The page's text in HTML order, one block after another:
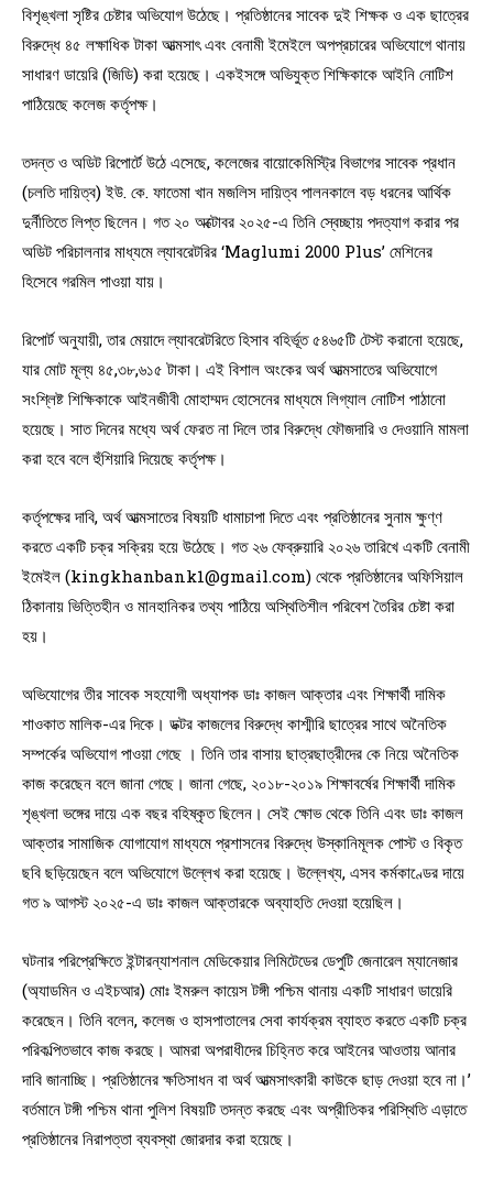
বিশৃঙ্খলা সৃষ্টির চেষ্টার অভিযোগ উঠেছে। প্রতিষ্ঠানের সাবেক দুই শিক্ষক ও এক ছাত্রের
বিরুদ্ধে ৪৫ লক্ষাধিক টাকা আত্মসাৎ এবং বেনামী ইমেইলে অপপ্রচারের অভিযোগে থানায়
সাধারণ ডায়েরি (জিডি) করা হয়েছে। একইসঙ্গে অভিযুক্ত শিক্ষিকাকে আইনি নোটিশ
পাঠিয়েছে কলেজ কর্তৃপক্ষ।
তদন্ত ও অডিট রিপোর্টে উঠে এসেছে, কলেজের বায়োকেমিস্ট্রি বিভাগের সাবেক প্রধান
(চলতি দায়িত্ব) ইউ. কে. ফাতেমা খান মজলিস দায়িত্ব পালনকালে বড় ধরনের আর্থিক
দুর্নীতিতে লিপ্ত ছিলেন। গত ২০ অক্টোবর ২০২৫-এ তিনি স্বেচ্ছায় পদত্যাগ করার পর
অডিট পরিচালনার মাধ্যমে ল্যাবরেটরির ‘Maglumi 2000 Plus’ মেশিনের
হিসেবে গরমিল পাওয়া যায়।
রিপোর্ট অনুযায়ী, তার মেয়াদে ল্যাবরেটরিতে হিসাব বহির্ভূত ৫৪৬৫টি টেস্ট করানো হয়েছে,
যার মোট মূল্য ৪৫,৩৮,৬১৫ টাকা। এই বিশাল অংকের অর্থ আত্মসাতের অভিযোগে
সংশ্লিষ্ট শিক্ষিকাকে আইনজীবী মোহাম্মদ হোসেনের মাধ্যমে লিগ্যাল নোটিশ পাঠানো
হয়েছে। সাত দিনের মধ্যে অর্থ ফেরত না দিলে তার বিরুদ্ধে ফৌজদারি ও দেওয়ানি মামলা
করা হবে বলে হুঁশিয়ারি দিয়েছে কর্তৃপক্ষ।
কর্তৃপক্ষের দাবি, অর্থ আত্মসাতের বিষয়টি ধামাচাপা দিতে এবং প্রতিষ্ঠানের সুনাম ক্ষুণ্ণ
করতে একটি চক্র সক্রিয় হয়ে উঠেছে। গত ২৬ ফেব্রুয়ারি ২০২৬ তারিখে একটি বেনামী
ইমেইল (kingkhanbank1@gmail.com) থেকে প্রতিষ্ঠানের অফিসিয়াল
ঠিকানায় ভিত্তিহীন ও মানহানিকর তথ্য পাঠিয়ে অস্থিতিশীল পরিবেশ তৈরির চেষ্টা করা
হয়।
অভিযোগের তীর সাবেক সহযোগী অধ্যাপক ডাঃ কাজল আক্তার এবং শিক্ষার্থী দামিক
শাওকাত মালিক-এর দিকে। ডক্টর কাজলের বিরুদ্ধে কাশ্মীরি ছাত্রের সাথে অনৈতিক
সম্পর্কের অভিযোগ পাওয়া গেছে । তিনি তার বাসায় ছাত্রছাত্রীদের কে নিয়ে অনৈতিক
কাজ করেছেন বলে জানা গেছে। জানা গেছে, ২০১৮-২০১৯ শিক্ষাবর্ষের শিক্ষার্থী দামিক
শৃঙ্খলা ভঙ্গের দায়ে এক বছর বহিষ্কৃত ছিলেন। সেই ক্ষোভ থেকে তিনি এবং ডাঃ কাজল
আক্তার সামাজিক যোগাযোগ মাধ্যমে প্রশাসনের বিরুদ্ধে উস্কানিমূলক পোস্ট ও বিকৃত
ছবি ছড়িয়েছেন বলে অভিযোগে উল্লেখ করা হয়েছে। উল্লেখ্য, এসব কর্মকাণ্ডের দায়ে
গত ৯ আগস্ট ২০২৫-এ ডাঃ কাজল আক্তারকে অব্যাহতি দেওয়া হয়েছিল।
ঘটনার পরিপ্রেক্ষিতে ইন্টারন্যাশনাল মেডিকেয়ার লিমিটেডের ডেপুটি জেনারেল ম্যানেজার
(অ্যাডমিন ও এইচআর) মোঃ ইমরুল কায়েস টঙ্গী পশ্চিম থানায় একটি সাধারণ ডায়েরি
করেছেন। তিনি বলেন, কলেজ ও হাসপাতালের সেবা কার্যক্রম ব্যাহত করতে একটি চক্র
পরিকল্পিতভাবে কাজ করছে। আমরা অপরাধীদের চিহ্নিত করে আইনের আওতায় আনার
দাবি জানাচ্ছি। প্রতিষ্ঠানের ক্ষতিসাধন বা অর্থ আত্মসাৎকারী কাউকে ছাড় দেওয়া হবে না।’
বর্তমানে টঙ্গী পশ্চিম থানা পুলিশ বিষয়টি তদন্ত করছে এবং অপ্রীতিকর পরিস্থিতি এড়াতে
প্রতিষ্ঠানের নিরাপত্তা ব্যবস্থা জোরদার করা হয়েছে।